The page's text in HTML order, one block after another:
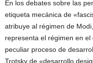
En los debates sobre las
etiqueta mecánica de
atribuye al régimen de
representa el régimen en
peculiar proceso de
Trotsky de «desarrollo